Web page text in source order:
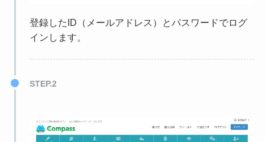
登録したID（メールアドレス）とパスワードでログ
インします。
STEP.2